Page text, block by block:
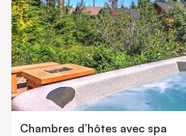
Chambres d’hôtes avec spa